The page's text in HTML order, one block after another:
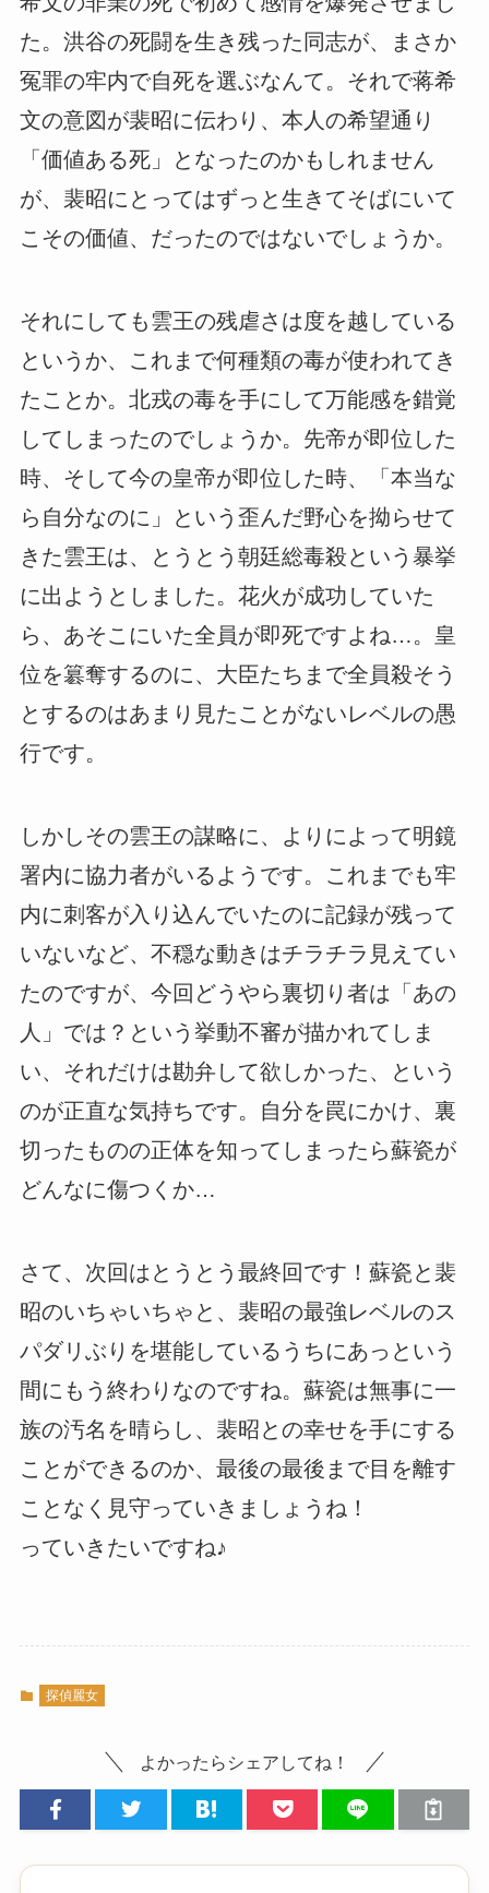
た。洪谷の死闘を生き残った同志が、まさか
冤罪の牢内で自死を選ぶなんて。それで蒋希
文の意図が裴昭に伝わり、本人の希望通り
「価値ある死」となったのかもしれません
が、裴昭にとってはずっと生きてそばにいて
こその価値、だったのではないでしょうか。
それにしても雲王の残虐さは度を越している
というか、これまで何種類の毒が使われてき
たことか。北戎の毒を手にして万能感を錯覚
してしまったのでしょうか。先帝が即位した
時、そして今の皇帝が即位した時、「本当な
ら自分なのに」という歪んだ野心を拗らせて
きた雲王は、とうとう朝廷総毒殺という暴挙
に出ようとしました。花火が成功していた
ら、あそこにいた全員が即死ですよね…。皇
位を簒奪するのに、大臣たちまで全員殺そう
とするのはあまり見たことがないレベルの愚
行です。
しかしその雲王の謀略に、よりによって明鏡
署内に協力者がいるようです。これまでも牢
内に刺客が入り込んでいたのに記録が残って
いないなど、不穏な動きはチラチラ見えてい
たのですが、今回どうやら裏切り者は「あの
人」では？という挙動不審が描かれてしま
い、それだけは勘弁して欲しかった、という
のが正直な気持ちです。自分を罠にかけ、裏
切ったものの正体を知ってしまったら蘇瓷が
どんなに傷つくか…
さて、次回はとうとう最終回です！蘇瓷と裴
昭のいちゃいちゃと、裴昭の最強レベルのス
パダリぶりを堪能しているうちにあっという
間にもう終わりなのですね。蘇瓷は無事に一
族の汚名を晴らし、裴昭との幸せを手にする
ことができるのか、最後の最後まで目を離す
ことなく見守っていきましょうね！
っていきたいですね♪
探偵麗女
よかったらシェアしてね！